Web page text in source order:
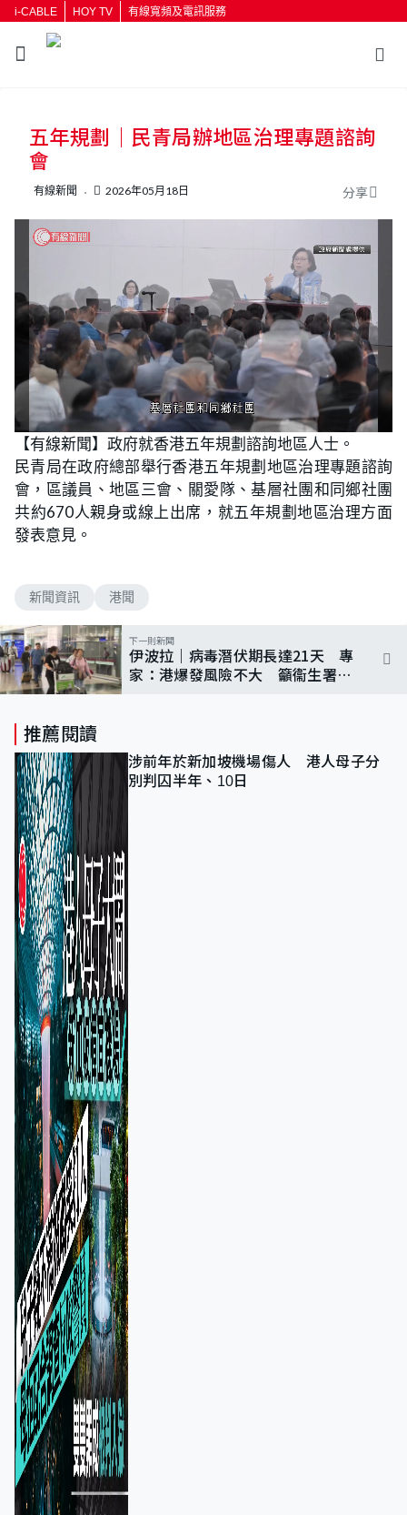
i-CABLE HOY TV 有線寬頻及電訊服務
按輸入鍵開始搜尋
五年規劃｜民青局辦地區治理專題諮詢
會
有線新聞 2026年05月18日 分享
n
m
u
t
e
L
o
a
d
e
d
0
0
【有線新聞】政府就香港五年規劃諮詢地區人士。
民青局在政府總部舉行香港五年規劃地區治理專題諮詢
會，區議員、地區三會、關愛隊、基層社團和同鄉社團
共約670人親身或線上出席，就五年規劃地區治理方面
發表意見。
新聞資訊 港聞
下一則新聞
伊波拉｜病毒潛伏期長達21天 專
家：港爆發風險不大 籲衞生署留
推薦閱讀
涉前年於新加坡機場傷人 港人母子分
別判囚半年、10日